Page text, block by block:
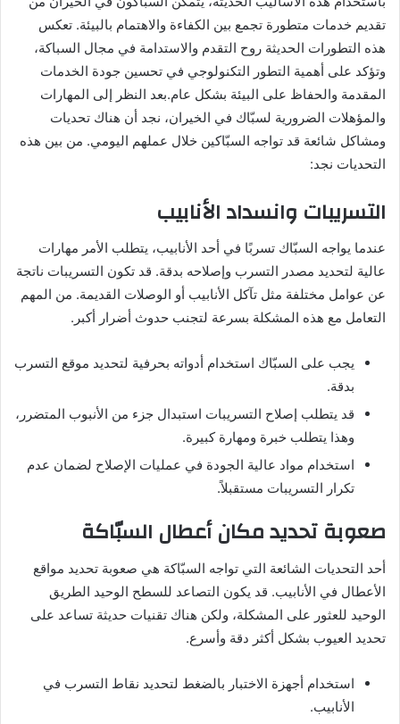
تقديم خدمات متطورة تجمع بين الكفاءة والاهتمام بالبيئة. تعكس
هذه التطورات الحديثة روح التقدم والاستدامة في مجال السباكة،
وتؤكد على أهمية التطور التكنولوجي في تحسين جودة الخدمات
المقدمة والحفاظ على البيئة بشكل عام.بعد النظر إلى المهارات
والمؤهلات الضرورية لسبّاك في الخيران، نجد أن هناك تحديات
ومشاكل شائعة قد تواجه السبّاكين خلال عملهم اليومي. من بين هذه
التحديات نجد:
التسريبات وانسداد الأنابيب
عندما يواجه السبّاك تسربًا في أحد الأنابيب، يتطلب الأمر مهارات
عالية لتحديد مصدر التسرب وإصلاحه بدقة. قد تكون التسريبات ناتجة
عن عوامل مختلفة مثل تآكل الأنابيب أو الوصلات القديمة. من المهم
التعامل مع هذه المشكلة بسرعة لتجنب حدوث أضرار أكبر.
يجب على السبّاك استخدام أدواته بحرفية لتحديد موقع التسرب
بدقة.
قد يتطلب إصلاح التسريبات استبدال جزء من الأنبوب المتضرر،
وهذا يتطلب خبرة ومهارة كبيرة.
استخدام مواد عالية الجودة في عمليات الإصلاح لضمان عدم
تكرار التسريبات مستقبلاً.
صعوبة تحديد مكان أعطال السبّاكة
أحد التحديات الشائعة التي تواجه السبّاكة هي صعوبة تحديد مواقع
الأعطال في الأنابيب. قد يكون التصاعد للسطح الوحيد الطريق
الوحيد للعثور على المشكلة، ولكن هناك تقنيات حديثة تساعد على
تحديد العيوب بشكل أكثر دقة وأسرع.
استخدام أجهزة الاختبار بالضغط لتحديد نقاط التسرب في
الأنابيب.